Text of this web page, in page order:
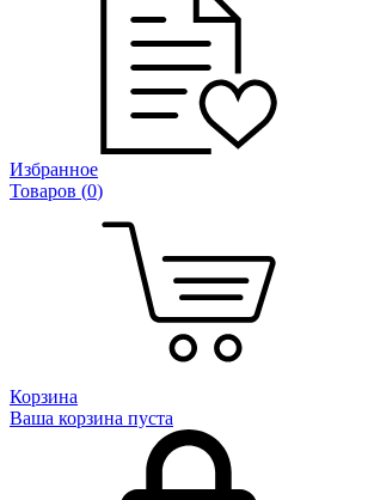
Избранное
Товаров (0)
Корзина
Ваша корзина пуста